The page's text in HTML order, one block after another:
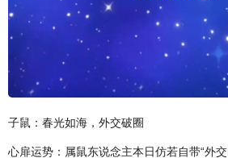
子鼠：春光如海，外交破圈
心扉运势：属鼠东说念主本日仿若自带“外